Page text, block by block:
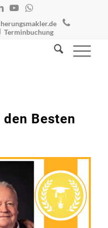
Terminbuchung
den Besten